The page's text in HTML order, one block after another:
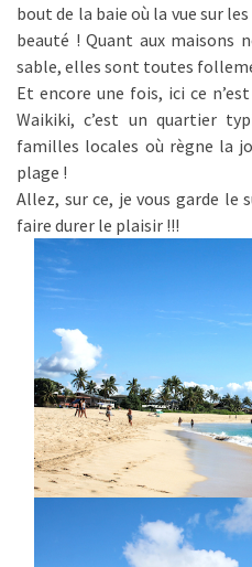
bout de la baie où la vue sur
beauté ! Quant aux maisons
sable, elles sont toutes
Et encore une fois, ici ce
Waikiki, c’est un quartier
familles locales où règne la
plage !
Allez, sur ce, je vous garde le
faire durer le plaisir !!!